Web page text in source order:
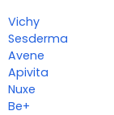
Vichy
Sesderma
Avene
Apivita
Nuxe
Be+